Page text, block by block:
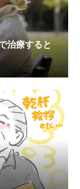
治療すると